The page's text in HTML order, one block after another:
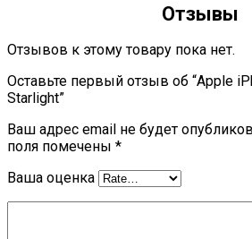
Отзывы
Отзывов к этому товару пока нет.
Оставьте первый отзыв об “Apple
Starlight”
Ваш адрес email не будет
поля помечены *
Ваша оценка